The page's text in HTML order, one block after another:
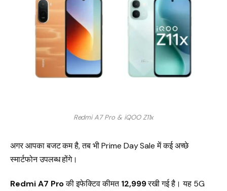
Redmi A7 Pro & iQOO Z11x
अगर आपका बजट कम है, तब भी Prime Day Sale में कई अच्छे
स्मार्टफोन उपलब्ध होंगे।
Redmi A7 Proकी इफेक्टिव कीमत₹12,999रखी गई है। यह 5G